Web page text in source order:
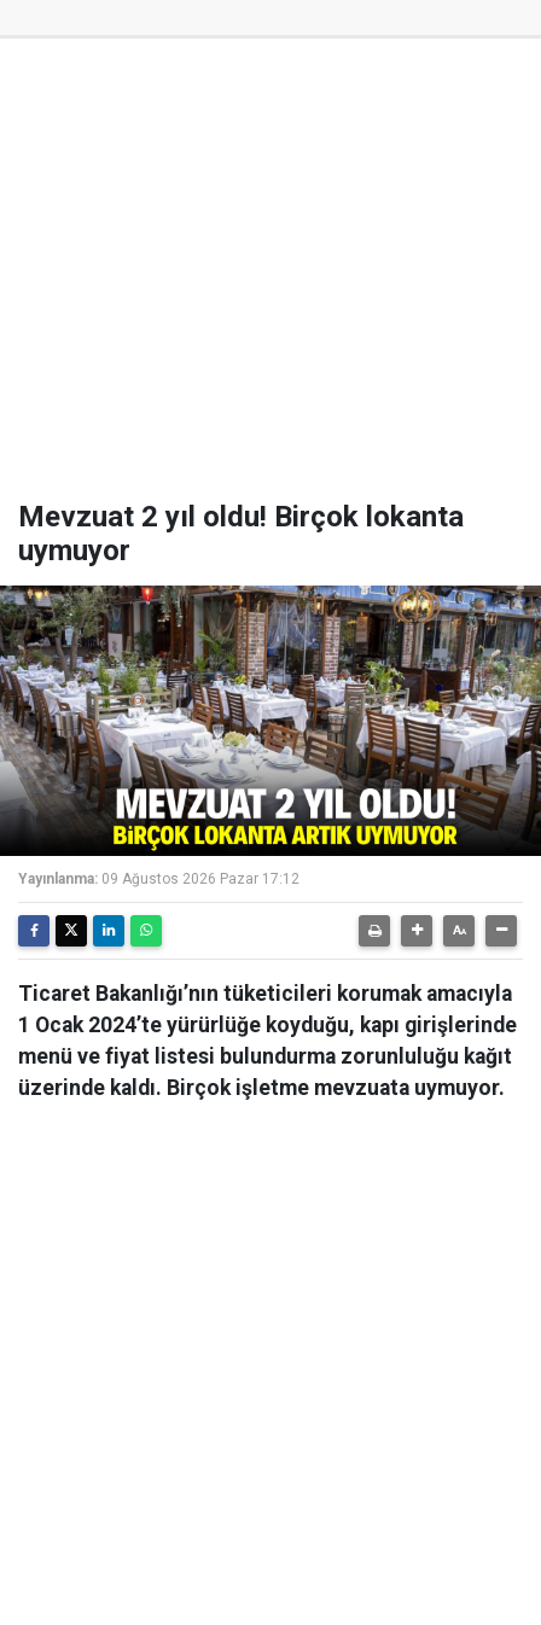
Mevzuat 2 yıl oldu! Birçok lokanta
uymuyor
Yayınlanma: 09 Ağustos 2026 Pazar 17:12
Ticaret Bakanlığı’nın tüketicileri korumak amacıyla
1 Ocak 2024’te yürürlüğe koyduğu, kapı girişlerinde
menü ve fiyat listesi bulundurma zorunluluğu kağıt
üzerinde kaldı. Birçok işletme mevzuata uymuyor.